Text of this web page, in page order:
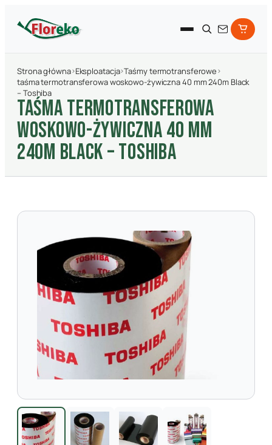
Strona główna›Eksploatacja›Taśmy termotransferowe›
taśma termotransferowa woskowo-żywiczna 40 mm 240m Black
– Toshiba
TAśMA TERMOTRANSFEROWA
WOSKOWO-żYWICZNA 40 MM
240M BLACK – TOSHIBA